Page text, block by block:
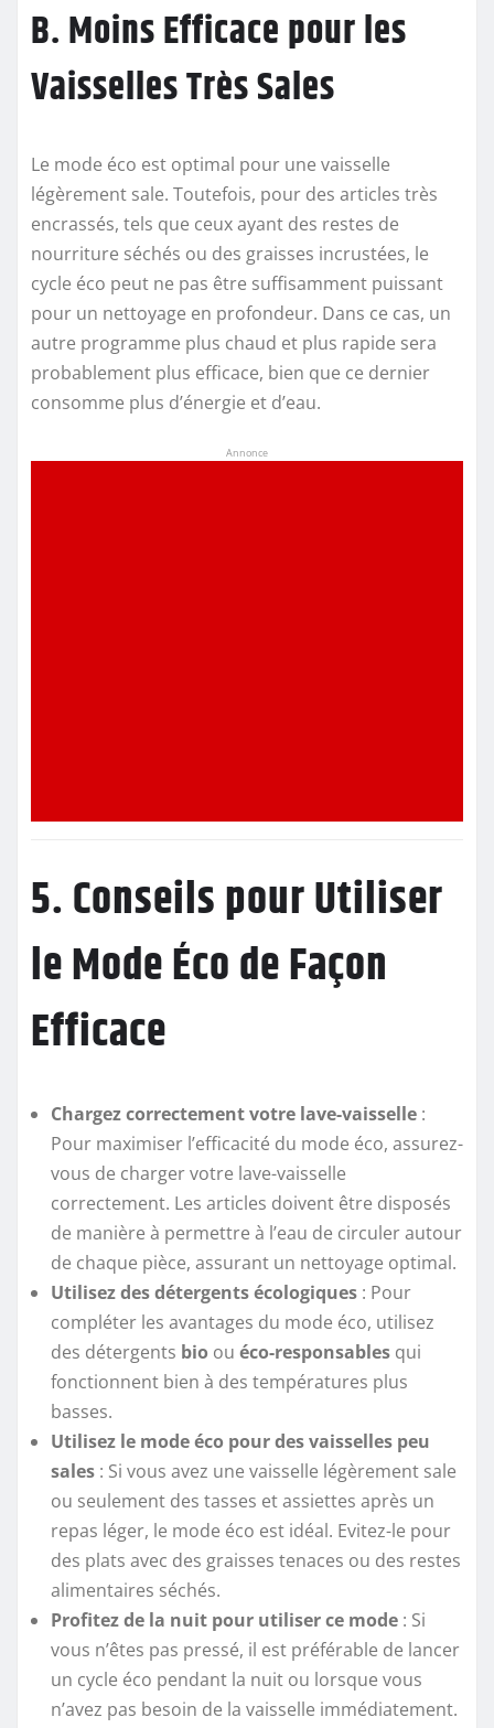
B. Moins Efficace pour les
Vaisselles Très Sales
Le mode éco est optimal pour une vaisselle
légèrement sale. Toutefois, pour des articles très
encrassés, tels que ceux ayant des restes de
nourriture séchés ou des graisses incrustées, le
cycle éco peut ne pas être suffisamment puissant
pour un nettoyage en profondeur. Dans ce cas, un
autre programme plus chaud et plus rapide sera
probablement plus efficace, bien que ce dernier
consomme plus d’énergie et d’eau.
Annonce
5. Conseils pour Utiliser
le Mode Éco de Façon
Efficace
Chargez correctement votre lave-vaisselle :
Pour maximiser l’efficacité du mode éco, assurez-
vous de charger votre lave-vaisselle
correctement. Les articles doivent être disposés
de manière à permettre à l’eau de circuler autour
de chaque pièce, assurant un nettoyage optimal.
Utilisez des détergents écologiques : Pour
compléter les avantages du mode éco, utilisez
des détergents bio ou éco-responsables qui
fonctionnent bien à des températures plus
basses.
Utilisez le mode éco pour des vaisselles peu
sales : Si vous avez une vaisselle légèrement sale
ou seulement des tasses et assiettes après un
repas léger, le mode éco est idéal. Evitez-le pour
des plats avec des graisses tenaces ou des restes
alimentaires séchés.
Profitez de la nuit pour utiliser ce mode : Si
vous n’êtes pas pressé, il est préférable de lancer
un cycle éco pendant la nuit ou lorsque vous
n’avez pas besoin de la vaisselle immédiatement.